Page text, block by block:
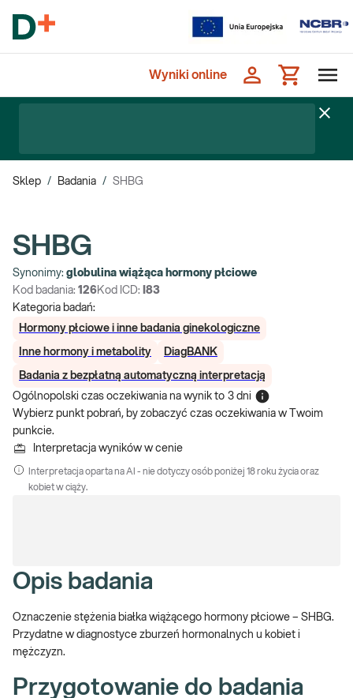
Wyniki online
Sklep / Badania / SHBG
SHBG
Synonimy: globulina wiążąca hormony płciowe
Kod badania: 126Kod ICD: I83
Kategoria badań:
Hormony płciowe i inne badania ginekologiczne
Inne hormony i metabolity DiagBANK
Badania z bezpłatną automatyczną interpretacją
Ogólnopolski czas oczekiwania na wynik to 3 dni
Wybierz punkt pobrań, by zobaczyć czas oczekiwania w Twoim
punkcie.
Interpretacja wyników w cenie
Interpretacja oparta na AI - nie dotyczy osób poniżej 18 roku życia oraz
kobiet w ciąży.
Opis badania
Oznaczenie stężenia białka wiążącego hormony płciowe – SHBG.
Przydatne w diagnostyce zburzeń hormonalnych u kobiet i
mężczyzn.
Przygotowanie do badania